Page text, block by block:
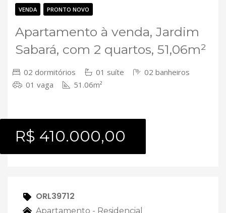
VENDA PRONTO NOVO
Apartamento à venda, Jardim
Sabará, com 2 quartos, 51,06m²
02 dormitórios 01 suíte
02 banheiros
01 vaga
51.06m²
R$ 410.000,00
ORL39712
Apartamento - Residencial